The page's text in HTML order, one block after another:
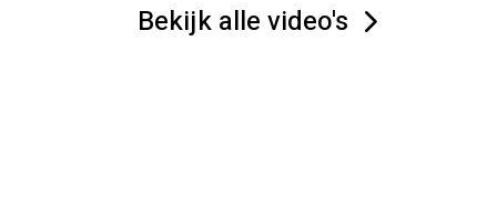
Bekijk alle video's